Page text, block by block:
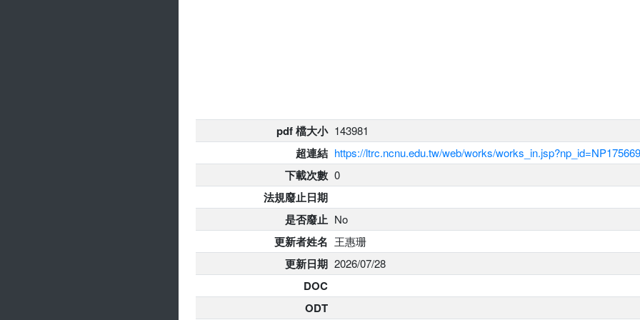
pdf 檔大小 143981
超連結 https://ltrc.ncnu.edu.tw/web/works/
下載次數 0
法規廢止日期
是否廢止 No
更新者姓名 王惠珊
更新日期 2026/07/28
DOC
ODT